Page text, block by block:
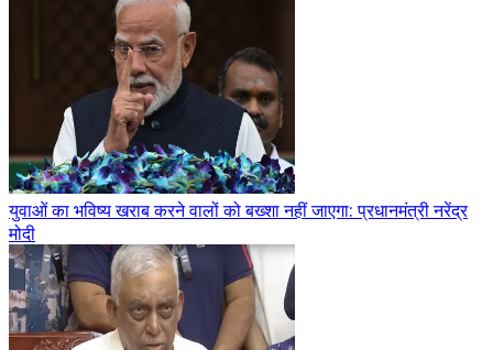
युवाओं का भविष्य खराब करने वालों को बख्शा नहीं जाएगा: प्रधानमंत्री नरेंद्र
मोदी